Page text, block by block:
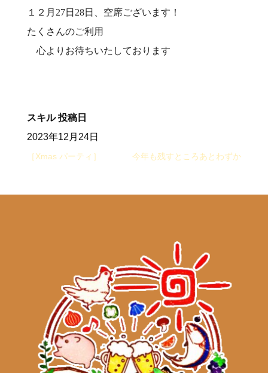
１２月27日28日、空席ございます！
たくさんのご利用
心よりお待ちいたしております
スキル 投稿日
2023年12月24日
［Xmas パーティ］ 今年も残すところあとわずか